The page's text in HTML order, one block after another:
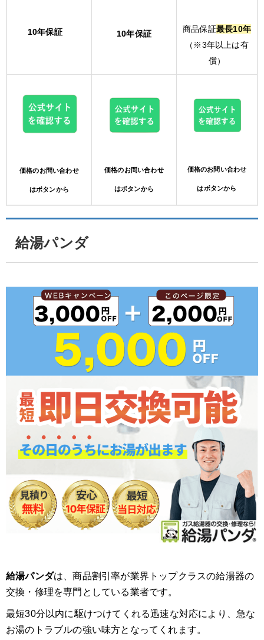
10年保証 10年保証
商品保証最長10年
（※3年以上は有
償）
価格のお問い合わせ
はボタンから
価格のお問い合わせ
はボタンから
価格のお問い合わせ
はボタンから
給湯パンダ
給湯パンダは、商品割引率が業界トップクラスの給湯器の
交換・修理を専門としている業者です。
最短30分以内に駆けつけてくれる迅速な対応により、急な
お湯のトラブルの強い味方となってくれます。